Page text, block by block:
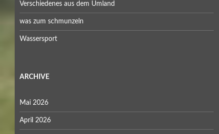
Verschiedenes aus dem Umland
was zum schmunzeln
Wassersport
ARCHIVE
Mai 2026
April 2026